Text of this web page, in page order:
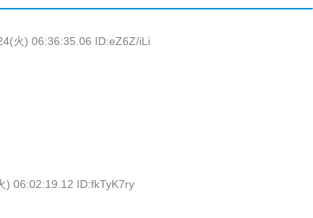
火) 06:36:35.06 ID:eZ6Z/iLi
) 06:02:19.12 ID:fkTyK7ry